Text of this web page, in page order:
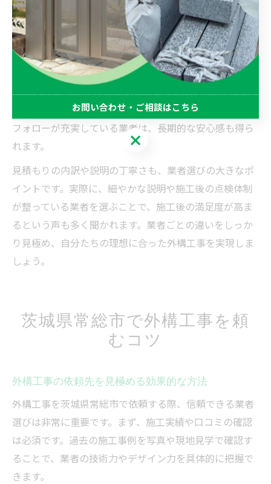
外構工事の見積もりを比較する際は、価格だけでなく業
者ごとの提案力やアフターサービスにも注目しましょ
う。たとえば、常総市や周辺エリアに根付いた業者は、
地域特有の気候や土壌を考慮したプランを提案できるこ
とが多く、施工後のトラブルも少なく済む傾向がありま
す。また、自社管理の職人が施工する場合や、アフター
フォローが充実している業者は、長期的な安心感も得ら
れます。
見積もりの内訳や説明の丁寧さも、業者選びの大きなポ
イントです。実際に、細やかな説明や施工後の点検体制
が整っている業者を選ぶことで、施工後の満足度が高ま
るという声も多く聞かれます。業者ごとの違いをしっか
り見極め、自分たちの理想に合った外構工事を実現しま
しょう。
茨城県常総市で外構工事を頼
むコツ
外構工事の依頼先を見極める効果的な方法
外構工事を茨城県常総市で依頼する際、信頼できる業者
選びは非常に重要です。まず、施工実績や口コミの確認
は必須です。過去の施工事例を写真や現地見学で確認す
ることで、業者の技術力やデザイン力を具体的に把握で
きます。
お問い合わせ・ご相談はこちら
お問い合わせ・ご相談はこちら